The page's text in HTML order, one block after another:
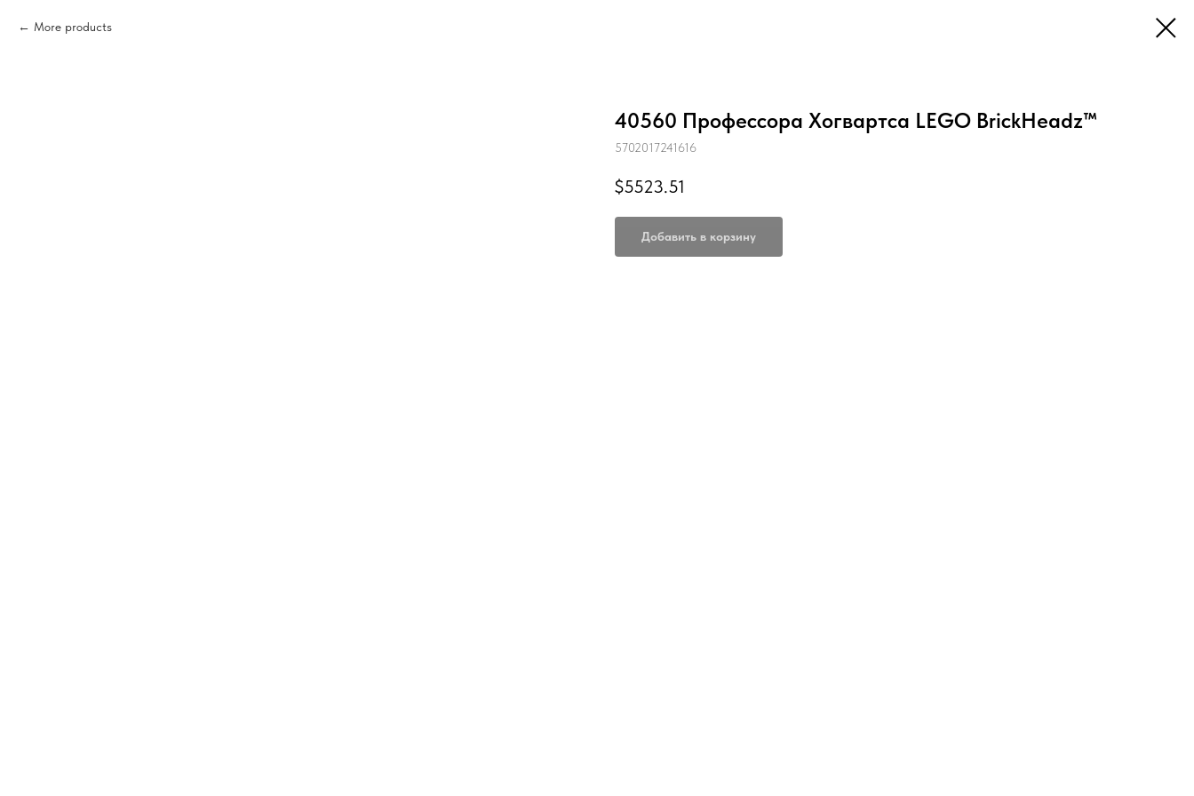
More products
40560 Профессора Хогвартса LEGO BrickHeadz™
5702017241616
$5523.51
Добавить в корзину